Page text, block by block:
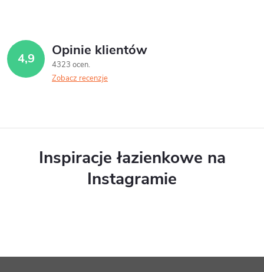
4,9 Opinie klientów
4323 ocen
Zobacz recenzje
Inspiracje łazienkowe na
Instagramie